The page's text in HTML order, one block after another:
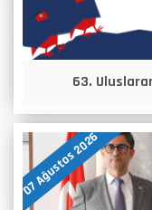
63.
07 Ağustos 2026